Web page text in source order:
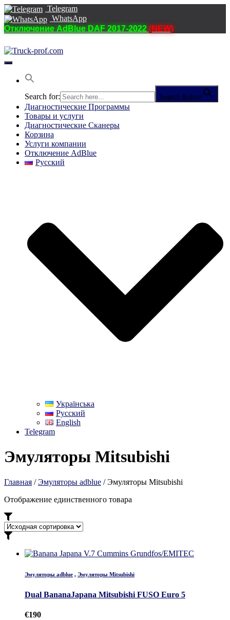
Telegram
WhatsApp
Отключение AdBlue DAF 2017-2022 (NEW)
Переключить
навигацию
Search for: Search Button
Диагностические Программы
Товары и услуги
Диагностические Сканеры
Корзина
Услуги компании
Отключение AdBlue
Русский
Українська
Русский
English
Telegram
Эмуляторы Mitsubishi
Главная /Эмуляторы adblue / Эмуляторы Mitsubishi
Отображение единственного товара
Эмуляторы adblue , Эмуляторы Mitsubishi
Dual BananaJapana Mitsubishi FUSO Euro 5
€190